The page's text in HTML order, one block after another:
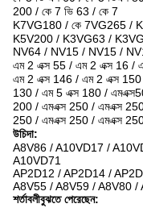
200 / কে 7 ভি 63 / কে 7
K7VG180 / কে 7VG265 /
K5V200 / K3VG63 /
NV64 / NV15 / NV15 /
এম 2 এক্স 55 / এম 2 এক্স 16 /
এম 2 এক্স 146 / এম 2 এক্স
130 / এম 5 এক্স 180 /
200 / এমএক্স 250 / এমএক্স
250 / এমএক্স 250 / এমএক্স
উচিদা:
A8V86 / A10VD17 /
A10VD71
AP2D12 / AP2D14 /
A8V55 / A8V59 / A8V80 /
শর্তাবলীবুঝতে পেরেছেন: